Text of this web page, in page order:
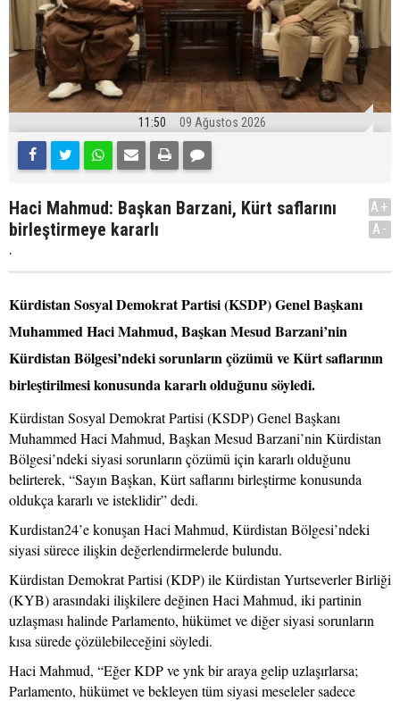
11:50 09 Ağustos 2026
Haci Mahmud: Başkan Barzani, Kürt saflarını
birleştirmeye kararlı
.
A+
A-
Kürdistan Sosyal Demokrat Partisi (KSDP) Genel Başkanı
Muhammed Haci Mahmud, Başkan Mesud Barzani’nin
Kürdistan Bölgesi’ndeki sorunların çözümü ve Kürt saflarının
birleştirilmesi konusunda kararlı olduğunu söyledi.
Kürdistan Sosyal Demokrat Partisi (KSDP) Genel Başkanı
Muhammed Haci Mahmud, Başkan Mesud Barzani’nin Kürdistan
Bölgesi’ndeki siyasi sorunların çözümü için kararlı olduğunu
belirterek, “Sayın Başkan, Kürt saflarını birleştirme konusunda
oldukça kararlı ve isteklidir” dedi.
Kurdistan24’e konuşan Haci Mahmud, Kürdistan Bölgesi’ndeki
siyasi sürece ilişkin değerlendirmelerde bulundu.
Kürdistan Demokrat Partisi (KDP) ile Kürdistan Yurtseverler Birliği
(KYB) arasındaki ilişkilere değinen Haci Mahmud, iki partinin
uzlaşması halinde Parlamento, hükümet ve diğer siyasi sorunların
kısa sürede çözülebileceğini söyledi.
Haci Mahmud, “Eğer KDP ve ynk bir araya gelip uzlaşırlarsa;
Parlamento, hükümet ve bekleyen tüm siyasi meseleler sadece